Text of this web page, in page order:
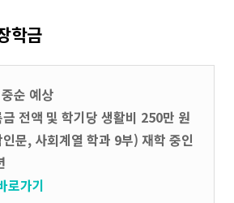
학금
순 예상
전액 및 학기당 생활비 250만 원
문, 사회계열 학과 9부) 재학 중인
로가기